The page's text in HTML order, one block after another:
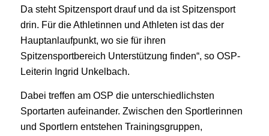
Da steht Spitzensport drauf und da ist Spitzensport
drin. Für die Athletinnen und Athleten istdas der
Hauptanlaufpunkt, wo sie für ihren
Spitzensportbereich Unterstützung finden“, so OSP-
Leiterin Ingrid Unkelbach.
Dabei treffen am OSP die unterschiedlichsten
Sportarten aufeinander. Zwischen den Sportlerinnen
und Sportlern entstehen Trainingsgruppen,